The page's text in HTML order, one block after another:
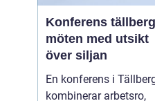
Konferens tällberg
möten med utsikt
över siljan
En konferens i
kombinerar arbetsro,